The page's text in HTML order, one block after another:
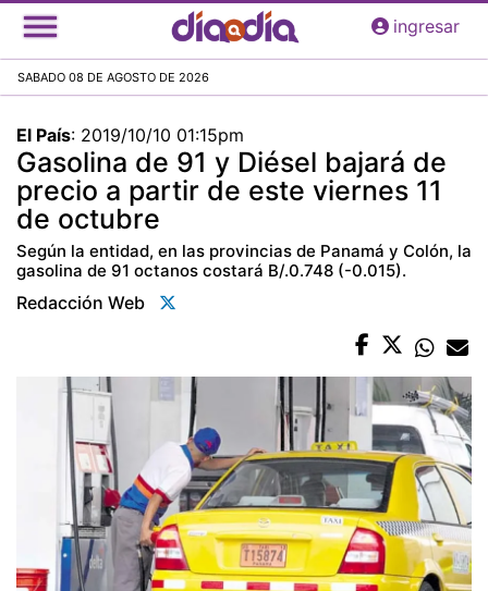
Pasar
al
principal
ingresar
SABADO 08 DE AGOSTO DE 2026
El País: 2019/10/10 01:15pm
Gasolina de 91 y Diésel bajará de
precio a partir de este viernes 11
de octubre
Según la entidad, en las provincias de Panamá y Colón, la
gasolina de 91 octanos costará B/.0.748 (-0.015).
Redacción Web